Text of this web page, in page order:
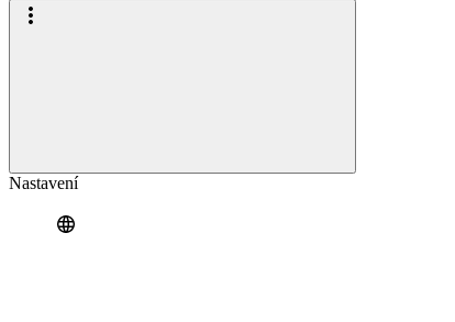
Nastavení